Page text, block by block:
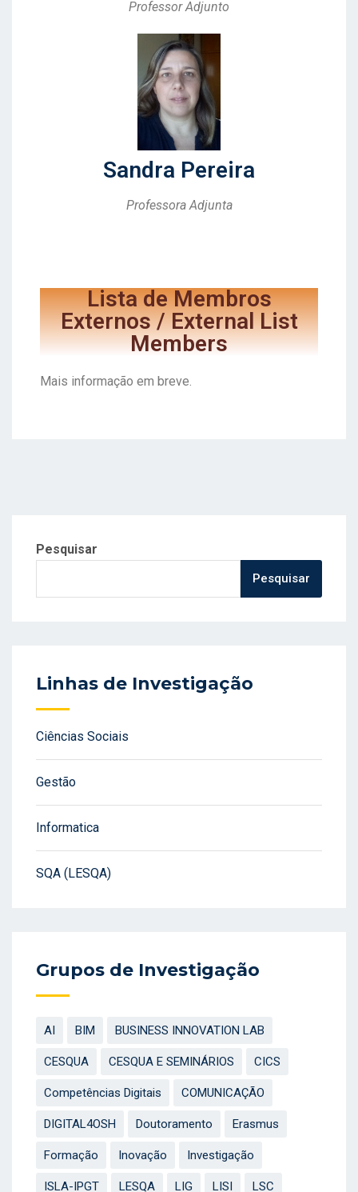
Professor Adjunto
Sandra Pereira
Professora Adjunta
Lista de Membros
Externos / External List
Members
Mais informação em breve.
Pesquisar
Pesquisar
Linhas de Investigação
Ciências Sociais
Gestão
Informatica
SQA (LESQA)
Grupos de Investigação
AI BIM BUSINESS INNOVATION LAB
CESQUA CESQUA E SEMINÁRIOS CICS
Competências Digitais COMUNICAÇÃO
DIGITAL4OSH Doutoramento Erasmus
Formação Inovação Investigação
ISLA-IPGT LESQA LIG LISI LSC